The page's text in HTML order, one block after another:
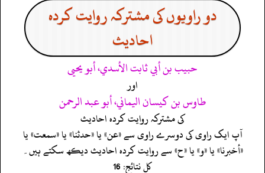
دو راویوں کی مشترکہ روایت کردہ
احادیث
حبيب بن أبي ثابت الأسدي، أبو يحيى
اور
طاوس بن كيسان اليماني، أبو عبد الرحمن
کی مشترکہ روایت کردہ احادیث
آپ ایک راوی کی دوسرے راوی سے «عن» یا «حدثنا» یا «سمعت» یا
«أخبرنا» یا «و» یا «ح» سے روایت کردہ احادیث دیکھ سکتے ہیں۔
کل نتائج: 16